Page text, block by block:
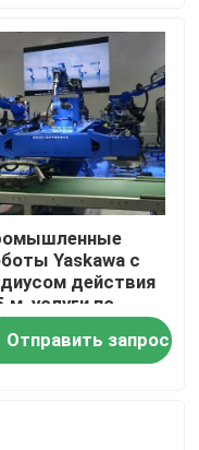
Yaskawa с
действия
м, услуги по
в
и
Отправить запрос